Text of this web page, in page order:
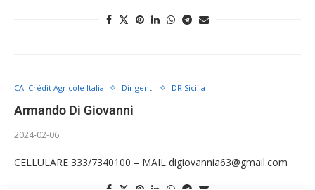
CAI Crédit Agricole Italia Dirigenti DR Sicilia
Armando Di Giovanni
2024-02-06
CELLULARE 333/7340100 – MAIL digiovannia63@gmail.com